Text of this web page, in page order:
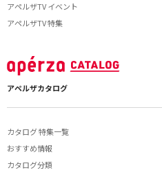
アペルザTV イベント
アペルザTV 特集
アペルザカタログ
カタログ 特集一覧
おすすめ情報
カタログ分類